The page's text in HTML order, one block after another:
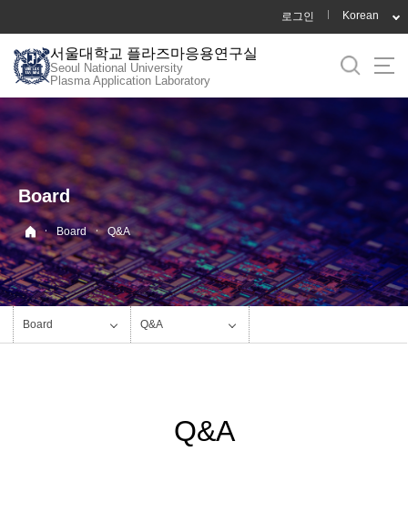
로
메
뉴
로그인 Korean
서울대학교 플라즈마응용연구실
Seoul National University
Plasma Application Laboratory
Board
· Board · Q&A
Board Q&A
Q&A